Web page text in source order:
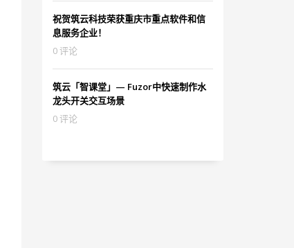
祝贺筑云科技荣获重庆市重点软件和信
息服务企业！
0 评论
筑云「智课堂」— Fuzor中快速制作水
龙头开关交互场景
0 评论